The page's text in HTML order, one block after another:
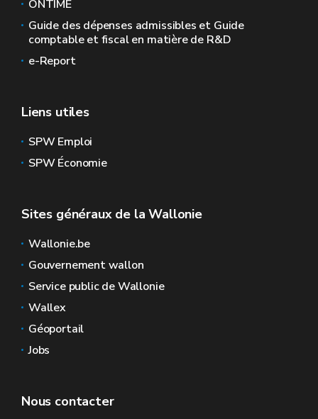
ONTIME
Guide des dépenses admissibles et Guide
comptable et fiscal en matière de R&D
e-Report
Liens utiles
SPW Emploi
SPW Économie
Sites généraux de la Wallonie
Wallonie.be
Gouvernement wallon
Service public de Wallonie
Wallex
Géoportail
Jobs
Nous contacter